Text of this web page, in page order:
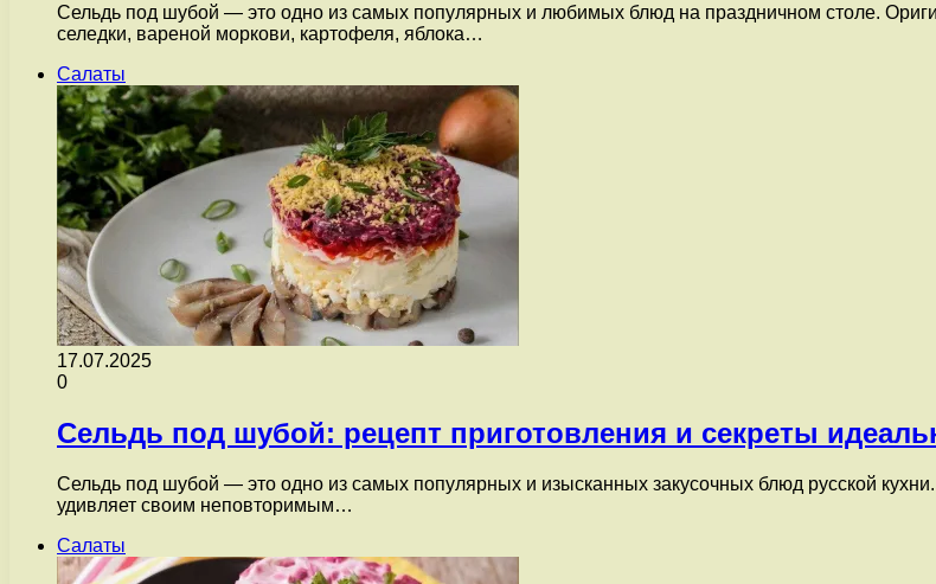
Сельдь под шубой — это одно из самых популярных и любимых блюд на праздничном столе.
селедки, вареной моркови, картофеля, яблока…
Салаты
17.07.2025
0
Сельдь под шубой: рецепт приготовления и секреты
Сельдь под шубой — это одно из самых популярных и изысканных закусочных блюд русской
удивляет своим неповторимым…
Салаты